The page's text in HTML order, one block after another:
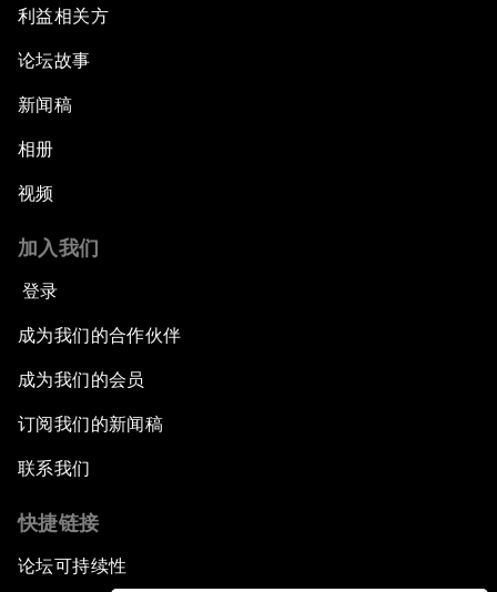
利益相关方
论坛故事
新闻稿
相册
视频
加入我们
登录
成为我们的合作伙伴
成为我们的会员
订阅我们的新闻稿
联系我们
快捷链接
论坛可持续性